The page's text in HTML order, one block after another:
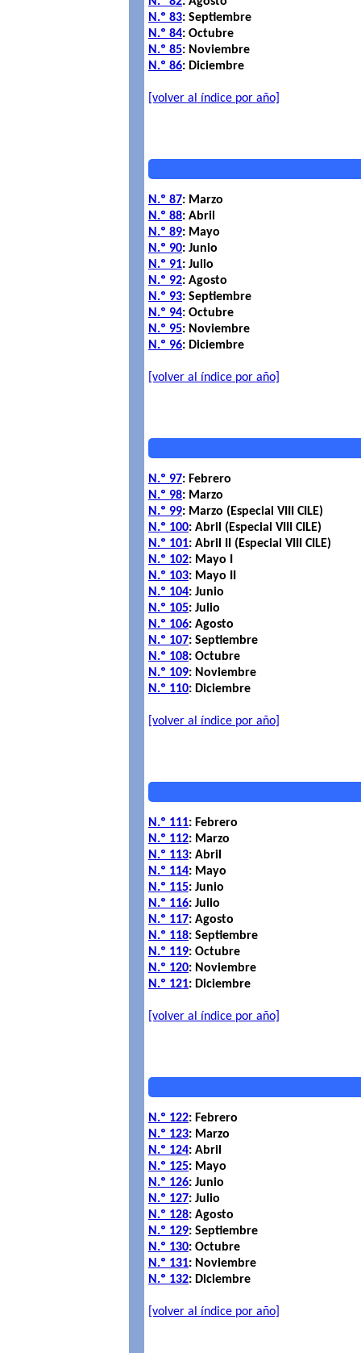
N.º 83: Septiembre
N.º 84: Octubre
N.º 85: Noviembre
N.º 86: Diciembre
[volver al índice por año]
N.º 87: Marzo
N.º 88: Abril
N.º 89: Mayo
N.º 90: Junio
N.º 91: Julio
N.º 92: Agosto
N.º 93: Septiembre
N.º 94: Octubre
N.º 95: Noviembre
N.º 96: Diciembre
[volver al índice por año]
N.º 97: Febrero
N.º 98: Marzo
N.º 99: Marzo (Especial VIII CILE)
N.º 100: Abril (Especial VIII CILE)
N.º 101: Abril II (Especial VIII CILE)
N.º 102: Mayo I
N.º 103: Mayo II
N.º 104: Junio
N.º 105: Julio
N.º 106: Agosto
N.º 107: Septiembre
N.º 108: Octubre
N.º 109: Noviembre
N.º 110: Diciembre
[volver al índice por año]
N.º 111: Febrero
N.º 112: Marzo
N.º 113: Abril
N.º 114: Mayo
N.º 115: Junio
N.º 116: Julio
N.º 117: Agosto
N.º 118: Septiembre
N.º 119: Octubre
N.º 120: Noviembre
N.º 121: Diciembre
[volver al índice por año]
N.º 122: Febrero
N.º 123: Marzo
N.º 124: Abril
N.º 125: Mayo
N.º 126: Junio
N.º 127: Julio
N.º 128: Agosto
N.º 129: Septiembre
N.º 130: Octubre
N.º 131: Noviembre
N.º 132: Diciembre
[volver al índice por año]